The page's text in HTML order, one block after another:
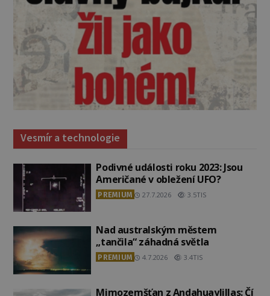
Vesmír a technologie
Podivné události roku 2023: Jsou
Američané v obležení UFO?
PREMIUM 27.7.2026 3.5TIS
Nad australským městem
„tančila“ záhadná světla
PREMIUM 4.7.2026 3.4TIS
Mimozemšťan z Andahuaylillas: Čí